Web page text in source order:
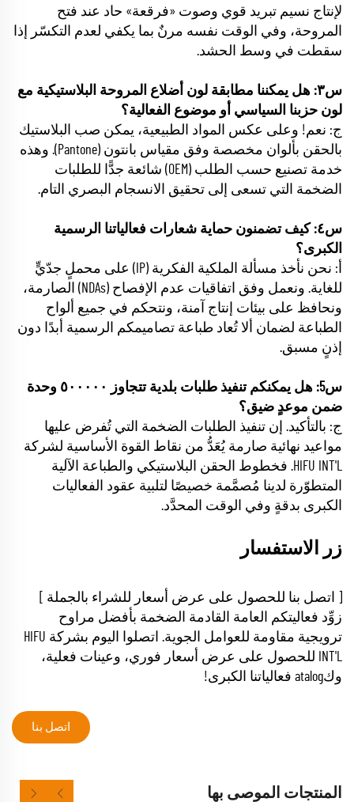
لإنتاج نسيم تبريد قوي وصوت «فرقعة» حاد عند فتح
المروحة، وفي الوقت نفسه مرنٌ بما يكفي لعدم التكسّر إذا
سقطت في وسط الحشد.
س٣: هل يمكننا مطابقة لون أضلاع المروحة البلاستيكية مع
لون حزبنا السياسي أو موضوع الفعالية؟
ج: نعم! وعلى عكس المواد الطبيعية، يمكن صب البلاستيك
بالحقن بألوان مخصصة وفق مقياس بانتون (Pantone). وهذه
خدمة تصنيع حسب الطلب (OEM) شائعة جدًّا للطلبات
الضخمة التي تسعى إلى تحقيق الانسجام البصري التام.
س٤: كيف تضمنون حماية شعارات فعالياتنا الرسمية
الكبرى؟
أ: نحن نأخذ مسألة الملكية الفكرية (IP) على محملٍ جدّيٍّ
للغاية. ونعمل وفق اتفاقيات عدم الإفصاح (NDAs) الصارمة،
ونحافظ على بيئات إنتاج آمنة، ونتحكم في جميع ألواح
الطباعة لضمان ألا تُعاد طباعة تصاميمكم الرسمية أبدًا دون
إذنٍ مسبق.
س5: هل يمكنكم تنفيذ طلبات بلدية تتجاوز ٥٠٠٠٠٠ وحدة
ضمن موعدٍ ضيق؟
ج: بالتأكيد. إن تنفيذ الطلبات الضخمة التي تُفرض عليها
مواعيد نهائية صارمة يُعَدُّ من نقاط القوة الأساسية لشركة
HIFU INT'L. فخطوط الحقن البلاستيكي والطباعة الآلية
المتطوّرة لدينا مُصمَّمة خصيصًا لتلبية عقود الفعاليات
الكبرى بدقةٍ وفي الوقت المحدَّد.
زر الاستفسار
[ اتصل بنا للحصول على عرض أسعار للشراء بالجملة ]
زوِّد فعاليتكم العامة القادمة الضخمة بأفضل مراوح
ترويجية مقاومة للعوامل الجوية. اتصلوا اليوم بشركة HIFU
INT'L للحصول على عرض أسعار فوري، وعينات فعلية،
وكatalog فعالياتنا الكبرى!
اتصل بنا
المنتجات الموصى بها